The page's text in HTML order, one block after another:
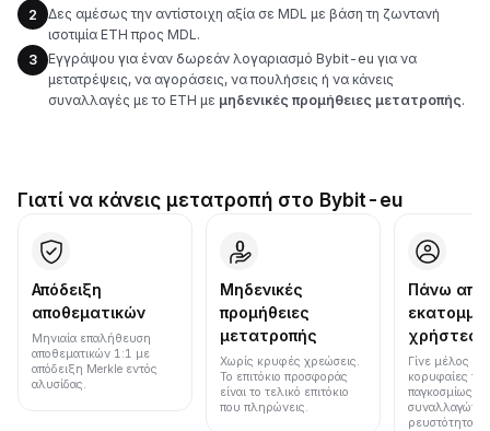
2
Δες αμέσως την αντίστοιχη αξία σε MDL με βάση τη ζωντανή
ισοτιμία ETH προς MDL.
3
Εγγράψου για έναν δωρεάν λογαριασμό Bybit-eu για να
μετατρέψεις, να αγοράσεις, να πουλήσεις ή να κάνεις
συναλλαγές με το ETH με μηδενικές προμήθειες μετατροπής.
Γιατί να κάνεις μετατροπή στο Bybit-eu
Απόδειξη
αποθεματικών
Μηνιαία επαλήθευση
αποθεματικών 1:1 με
απόδειξη Merkle εντός
αλυσίδας.
Μηδενικές
προμήθειες
μετατροπής
Χωρίς κρυφές χρεώσεις.
Το επιτόκιο προσφοράς
είναι το τελικό επιτόκιο
που πληρώνεις.
Πάνω από
χρήστες
Γίνε μέλος
κορυφαίες
παγκοσμίως
συναλλαγών
ρευστότητα.